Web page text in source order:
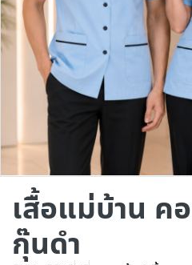
เสื้อแม่บ้าน ค
กุ๊นดำ